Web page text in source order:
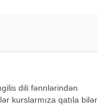
dili fənnlərindən
kurslarmıza qatıla bilər